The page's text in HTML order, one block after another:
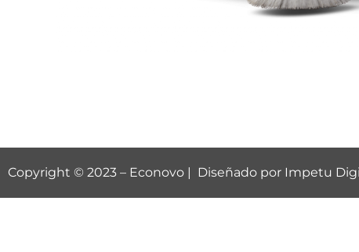
Copyright © 2023 – Econovo | Diseñado por Impetu